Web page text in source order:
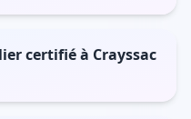
certifié à Crayssac